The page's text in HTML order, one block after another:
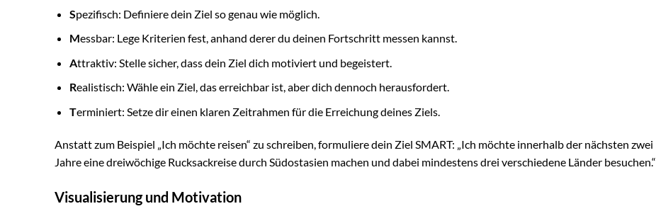
Spezifisch: Definiere dein Ziel so genau wie möglich.
Messbar: Lege Kriterien fest, anhand derer du deinen Fortschritt messen kannst.
Attraktiv: Stelle sicher, dass dein Ziel dich motiviert und begeistert.
Realistisch: Wähle ein Ziel, das erreichbar ist, aber dich dennoch herausfordert.
Terminiert: Setze dir einen klaren Zeitrahmen für die Erreichung deines Ziels.
Anstatt zum Beispiel „Ich möchte reisen“ zu schreiben, formuliere dein Ziel SMART: „Ich möchte innerhalb der nächsten zwei
Jahre eine dreiwöchige Rucksackreise durch Südostasien machen und dabei mindestens drei verschiedene Länder besuchen.“
Visualisierung und Motivation